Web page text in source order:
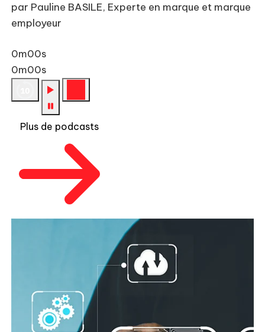
par Pauline BASILE, Experte en marque et marque
employeur
0m00s
0m00s
Plus de podcasts